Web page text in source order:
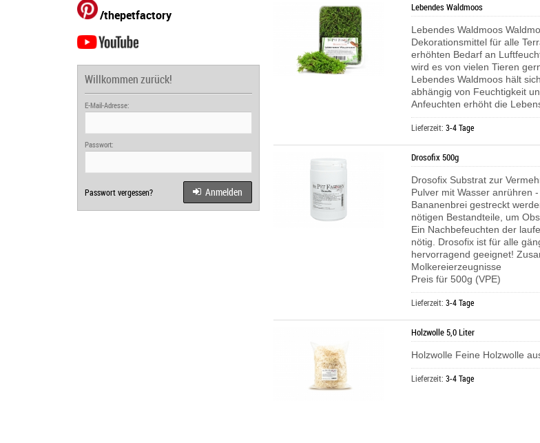
Lebendes Waldmoos
Lebendes Waldmoos
Dekorationsmittel für alle
erhöhten Bedarf an
wird es von vielen Tieren
Lebendes Waldmoos hält
abhängig von Feuchtigkeit
Anfeuchten erhöht die
Lieferzeit:3-4 Tage
Drosofix 500g
Drosofix Substrat zur
Pulver mit Wasser anrühren
Bananenbrei gestreckt
nötigen Bestandteile, um
Ein Nachbefeuchten der
nötig. Drosofix ist für alle
hervorragend geeignet!
Molkereierzeugnisse
Preis für 500g (VPE)
Lieferzeit:3-4 Tage
Holzwolle 5,0 Liter
Holzwolle Feine Holzwolle
Lieferzeit:3-4 Tage
/thepetfactory
Willkommen zurück!
E-Mail-Adresse:
Passwort:
Passwort vergessen? Anmelden